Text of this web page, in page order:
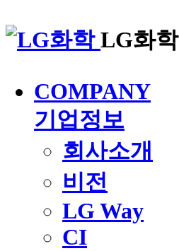
LG화학
COMPANY
기업정보
회사소개
비전
LG Way
CI